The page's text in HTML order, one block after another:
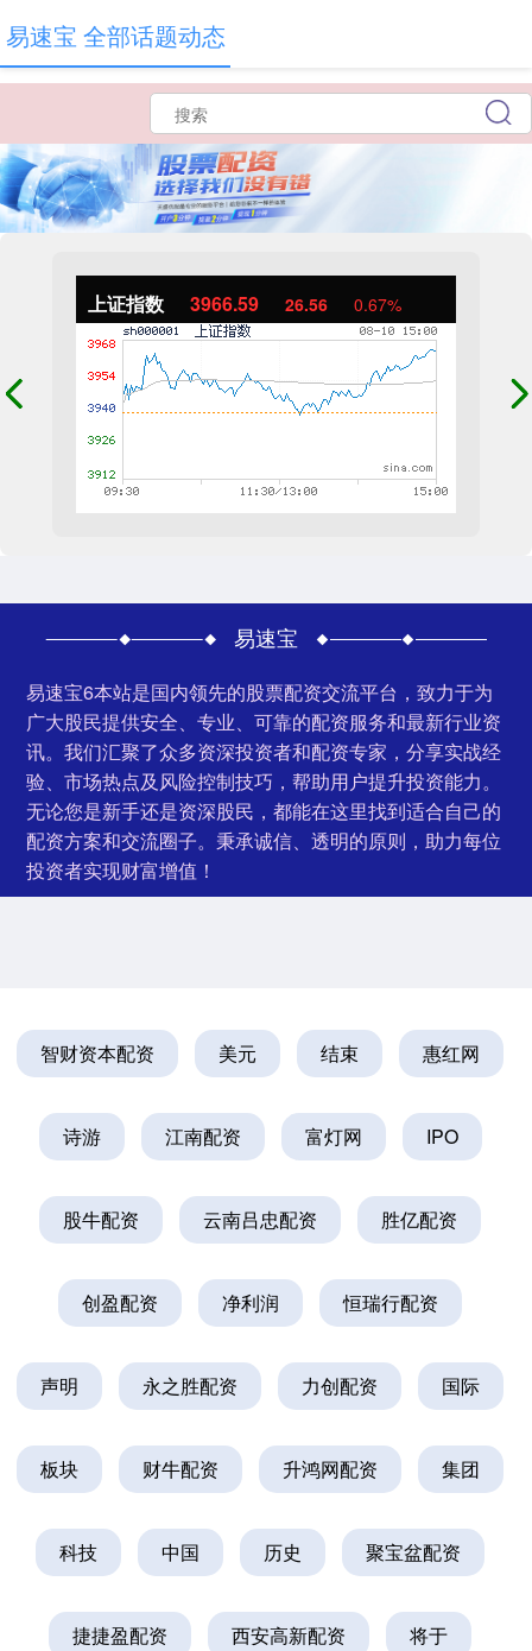
上证指数 3966.59 26.56 0.67%
易速宝
易速宝6本站是国内领先的股票配资交流平台，致力于为
广大股民提供安全、专业、可靠的配资服务和最新行业资
讯。我们汇聚了众多资深投资者和配资专家，分享实战经
验、市场热点及风险控制技巧，帮助用户提升投资能力。
无论您是新手还是资深股民，都能在这里找到适合自己的
配资方案和交流圈子。秉承诚信、透明的原则，助力每位
投资者实现财富增值！
易速宝 全部话题动态
智财资本配资 美元 结束 惠红网
诗游 江南配资 富灯网 IPO
股牛配资 云南吕忠配资 胜亿配资
创盈配资 净利润 恒瑞行配资
声明 永之胜配资 力创配资 国际
板块 财牛配资 升鸿网配资 集团
科技 中国 历史 聚宝盆配资
捷捷盈配资 西安高新配资 将于